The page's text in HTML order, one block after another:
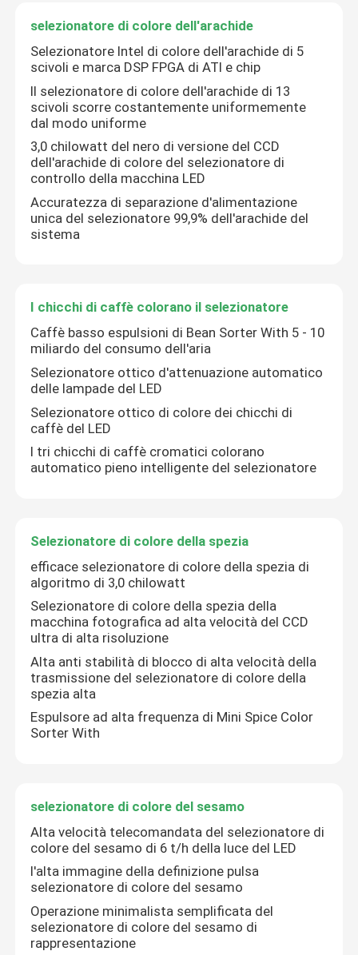
Prodotti
Circa noi
Giro della fabbrica
Controllo di qualità
Richieda una citazione
Selezionatore di colore del riso
selezionatore di colore del grano
selezionatore di colore dell'arachide
Selezionatore Intel di colore dell'arachide di 5
scivoli e marca DSP FPGA di ATI e chip
Il selezionatore di colore dell'arachide di 13
scivoli scorre costantemente uniformemente
dal modo uniforme
3,0 chilowatt del nero di versione del CCD
dell'arachide di colore del selezionatore di
controllo della macchina LED
Accuratezza di separazione d'alimentazione
unica del selezionatore 99,9% dell'arachide del
sistema
I chicchi di caffè colorano il selezionatore
Caffè basso espulsioni di Bean Sorter With 5 - 10
miliardo del consumo dell'aria
Selezionatore ottico d'attenuazione automatico
delle lampade del LED
Selezionatore ottico di colore dei chicchi di
caffè del LED
I tri chicchi di caffè cromatici colorano
automatico pieno intelligente del selezionatore
Selezionatore di colore della spezia
efficace selezionatore di colore della spezia di
algoritmo di 3,0 chilowatt
Selezionatore di colore della spezia della
macchina fotografica ad alta velocità del CCD
ultra di alta risoluzione
Alta anti stabilità di blocco di alta velocità della
trasmissione del selezionatore di colore della
spezia alta
Espulsore ad alta frequenza di Mini Spice Color
Sorter With
selezionatore di colore del sesamo
Alta velocità telecomandata del selezionatore di
colore del sesamo di 6 t/h della luce del LED
l'alta immagine della definizione pulsa
selezionatore di colore del sesamo
Operazione minimalista semplificata del
selezionatore di colore del sesamo di
rappresentazione